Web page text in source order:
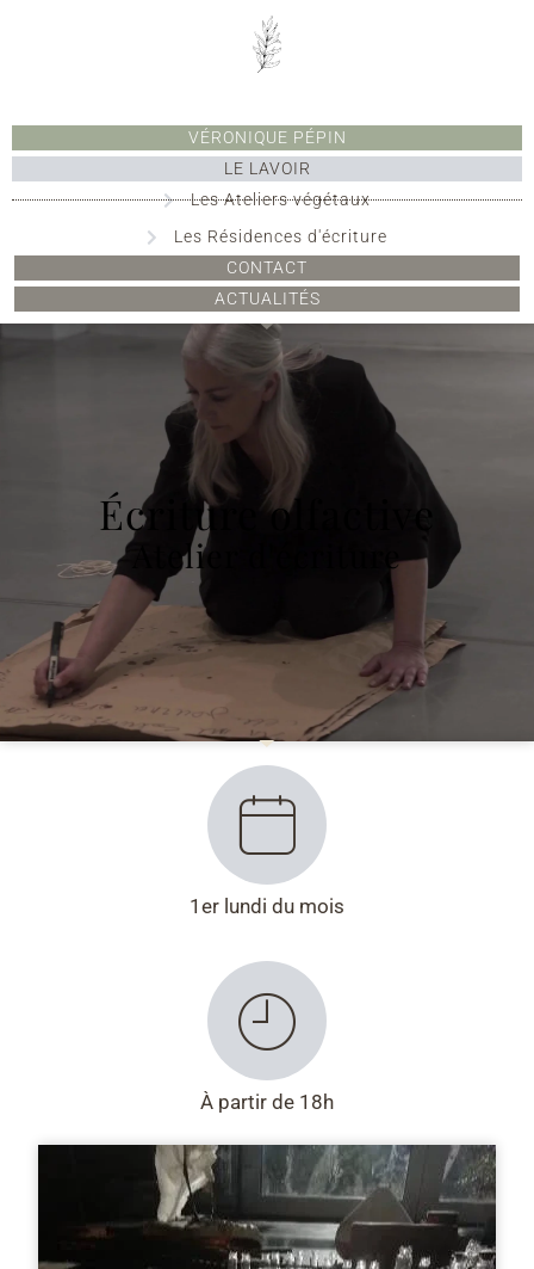
VÉRONIQUE PÉPIN
LE LAVOIR
Les Ateliers végétaux
Les Résidences d'écriture
CONTACT
ACTUALITÉS
Écriture olfactive
Atelier d'écriture
1er lundi du mois
À partir de 18h